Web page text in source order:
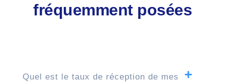
fréquemment posées
Quel est le taux de réception de mes